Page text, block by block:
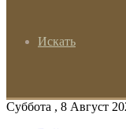
Искать
Суббота , 8 Август